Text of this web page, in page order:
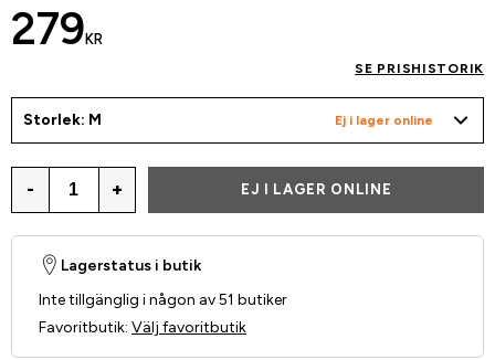
279 KR
SE PRISHISTORIK
Storlek: M Ej i lager online
- + EJ I LAGER ONLINE
Lagerstatus i butik
Inte tillgänglig i någon av 51 butiker
Favoritbutik: Välj favoritbutik